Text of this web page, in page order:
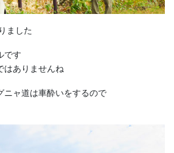
ました
です
はありませんね
ニャ道は車酔いをするので